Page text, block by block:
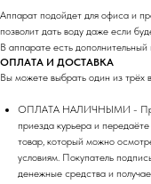
Аппарат подойдет для офиса и
позволит дать воду даже если
В аппарате есть дополнительный
ОПЛАТА И ДОСТАВКА
Вы можете выбрать один из трёх
ОПЛАТА НАЛИЧНЫМИ - При
приезда курьера и
товар, который можно
условиям. Покупатель
денежные средства и